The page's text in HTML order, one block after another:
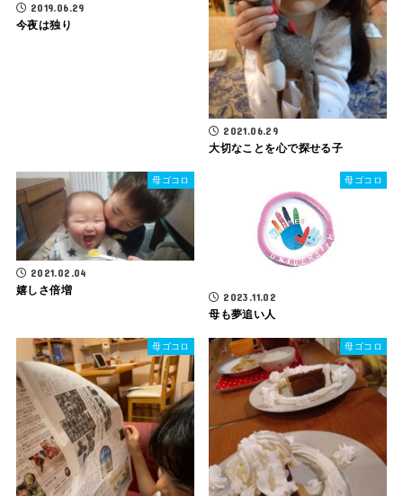
2019.06.29
今夜は独り
2021.06.29
大切なことを心で探せる子
母ゴコロ
2021.02.04
嬉しさ倍増
母ゴコロ
2023.11.02
母も夢追い人
母ゴコロ 母ゴコロ